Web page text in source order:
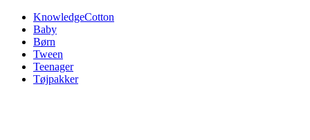
Videre
indhold
KnowledgeCotton
Baby
Børn
Tween
Teenager
Tøjpakker